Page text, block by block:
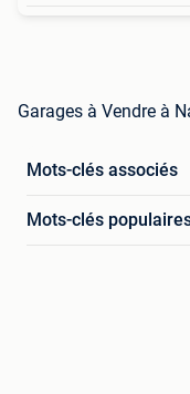
Garages à Vendre à
Mots-clés associés
Mots-clés